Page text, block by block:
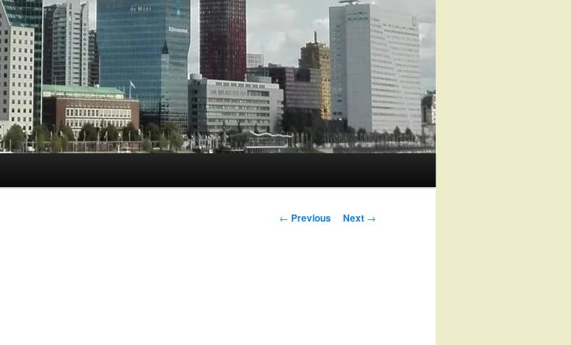
Post
← Previous Next →